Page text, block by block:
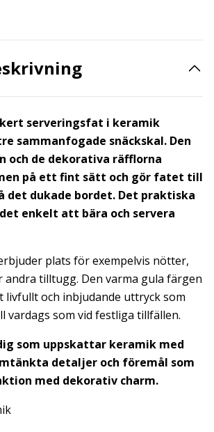
serveringsfat i keramik
sammanfogade snäckskal. Den
och de dekorativa räfflorna
på ett fint sätt och gör fatet till
det dukade bordet. Det praktiska
enkelt att bära och servera
plats för exempelvis nötter,
andra tilltugg. Den varma gula färgen
livfullt och inbjudande uttryck som
vardags som vid festliga tillfällen.
som uppskattar keramik med
detaljer och föremål som
med dekorativ charm.